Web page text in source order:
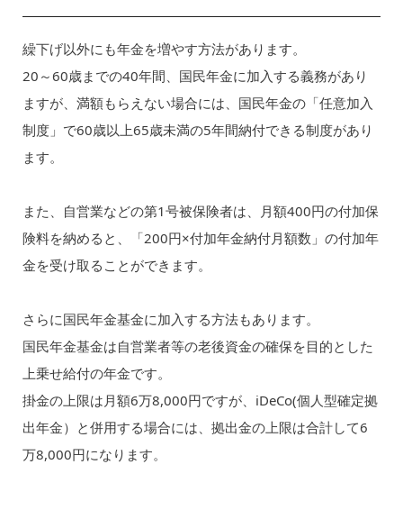
繰下げ以外にも年金を増やす方法があります。
20～60歳までの40年間、国民年金に加入する義務があり
ますが、満額もらえない場合には、国民年金の「任意加入
制度」で60歳以上65歳未満の5年間納付できる制度があり
ます。
また、自営業などの第1号被保険者は、月額400円の付加保
険料を納めると、「200円×付加年金納付月額数」の付加年
金を受け取ることができます。
さらに国民年金基金に加入する方法もあります。
国民年金基金は自営業者等の老後資金の確保を目的とした
上乗せ給付の年金です。
掛金の上限は月額6万8,000円ですが、iDeCo(個人型確定拠
出年金）と併用する場合には、拠出金の上限は合計して6
万8,000円になります。